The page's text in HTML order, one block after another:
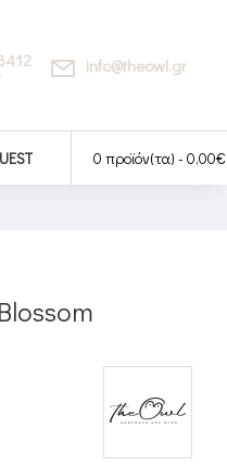
info@theowl.gr
0 προϊόν(τα) - 0,00€